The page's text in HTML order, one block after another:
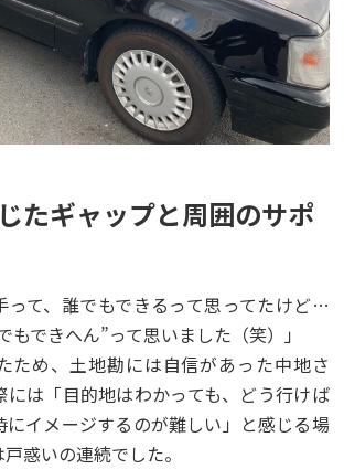
たギャップと周囲のサポ
って、誰でもできるって思ってたけど…
もできへん”って思いました（笑）」
ため、土地勘には自信があった中地さ
には「目的地はわかっても、どう行けば
イメージするのが難しい」と感じる場
惑いの連続でした。